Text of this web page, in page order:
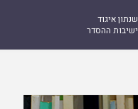
שנתון איגוד
ישיבות ההסדר